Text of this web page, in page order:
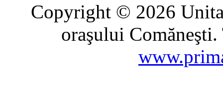
Copyright © 2026
oraşului